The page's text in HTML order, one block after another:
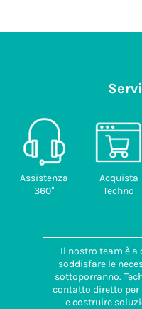
Assistenza
360°
Acquista
Techno
Il nostro team è
soddisfare le
sottoporranno.
contatto diretto per
e costruire